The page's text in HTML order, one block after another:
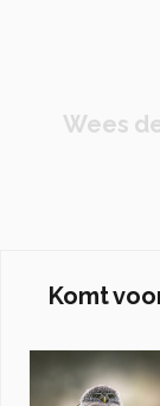
Wees
Komt